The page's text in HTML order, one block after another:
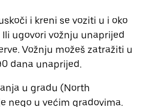
i kreni se voziti u i oko
ugovori vožnju unaprijed
Vožnju možeš zatražiti u
dana unaprijed.
u gradu (North
nego u većim gradovima.